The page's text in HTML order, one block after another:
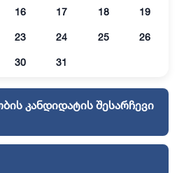
16 17 18 19
23 24 25 26
30 31
კანდიდატის შესარჩევი